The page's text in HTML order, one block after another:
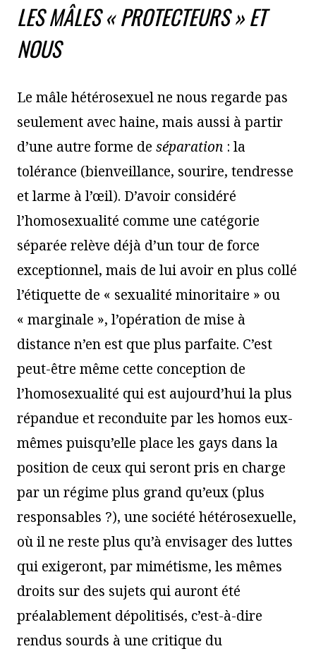
LES MÂLES « PROTECTEURS » ET
NOUS
Le mâle hétérosexuel ne nous regarde pas
seulement avec haine, mais aussi à partir
d’une autre forme de séparation : la
tolérance (bienveillance, sourire, tendresse
et larme à l’œil). D’avoir considéré
l’homosexualité comme une catégorie
séparée relève déjà d’un tour de force
exceptionnel, mais de lui avoir en plus collé
l’étiquette de « sexualité minoritaire » ou
« marginale », l’opération de mise à
distance n’en est que plus parfaite. C’est
peut-être même cette conception de
l’homosexualité qui est aujourd’hui la plus
répandue et reconduite par les homos eux-
mêmes puisqu’elle place les gays dans la
position de ceux qui seront pris en charge
par un régime plus grand qu’eux (plus
responsables ?), une société hétérosexuelle,
où il ne reste plus qu’à envisager des luttes
qui exigeront, par mimétisme, les mêmes
droits sur des sujets qui auront été
préalablement dépolitisés, c’est-à-dire
rendus sourds à une critique du